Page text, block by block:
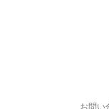
お問い